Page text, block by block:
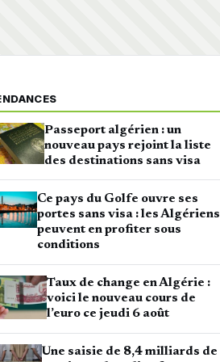
Passeport algérien : un
nouveau pays rejoint la liste
des destinations sans visa
Ce pays du Golfe ouvre ses
portes sans visa : les Algériens
peuvent en profiter sous
conditions
Taux de change en Algérie :
voici le nouveau cours de
l’euro ce jeudi 6 août
Une saisie de 8,4 milliards de